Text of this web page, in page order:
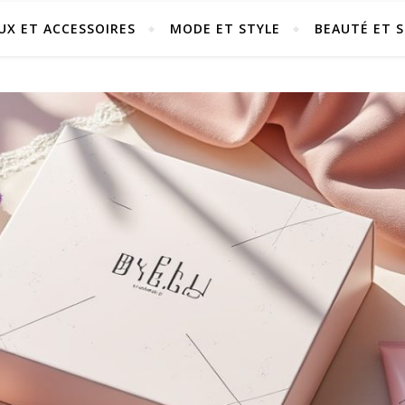
ET ACCESSOIRES MODE ET STYLE BEAUTÉ ET